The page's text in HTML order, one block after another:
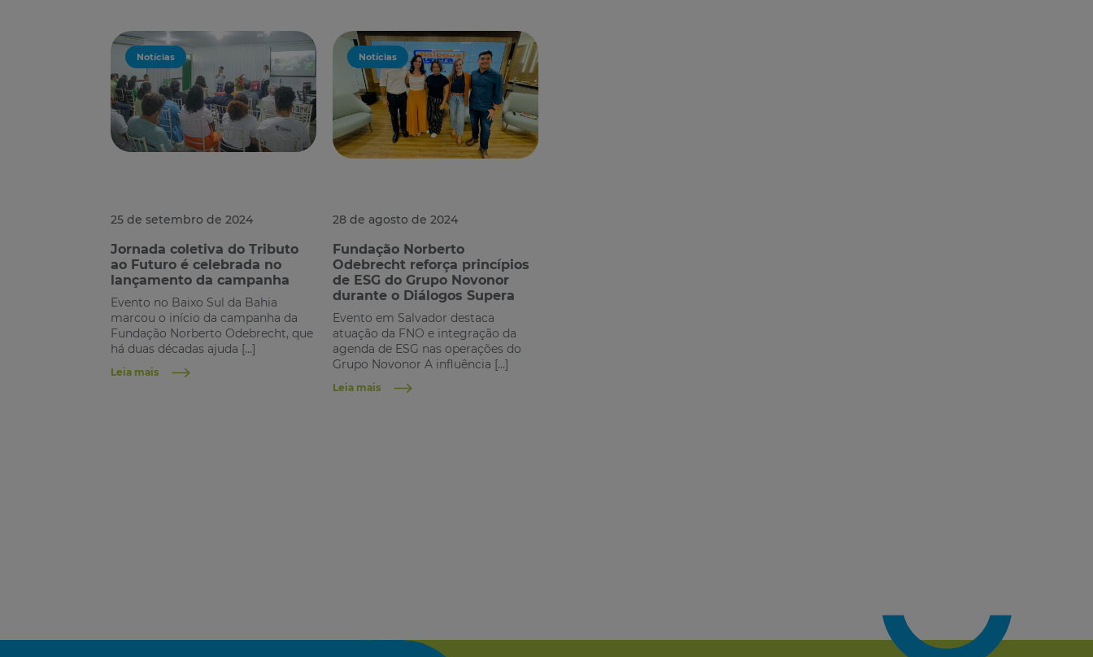
Notícias
25 de setembro de 2024
Jornada coletiva do Tributo
ao Futuro é celebrada no
lançamento da campanha
Evento no Baixo Sul da Bahia
marcou o início da campanha da
Fundação Norberto Odebrecht, que
há duas décadas ajuda […]
Leia mais
Notícias
28 de agosto de 2024
Fundação Norberto
Odebrecht reforça princípios
de ESG do Grupo Novonor
durante o Diálogos Supera
Evento em Salvador destaca
atuação da FNO e integração da
agenda de ESG nas operações do
Grupo Novonor A influência […]
Leia mais